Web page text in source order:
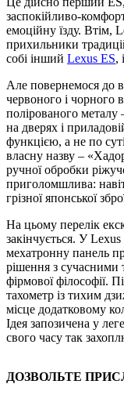
заспокійливо-
емоційну їзду. Втім,
прихильники
собі інший Lexus ES,
Але повернемося до
червоного і чорного
полірованого металу
на дверях і
функцією, а не по
власну назву –
ручної обробки
приголомшлива:
грізної японської
На цьому перелік
закінчується. У
мехатронну панель
рішення з сучасними
фірмової філософії.
тахометр із тихим
місце додатковому
Ідея запозичена у
свого часу так
ДОЗВОЛЬТЕ